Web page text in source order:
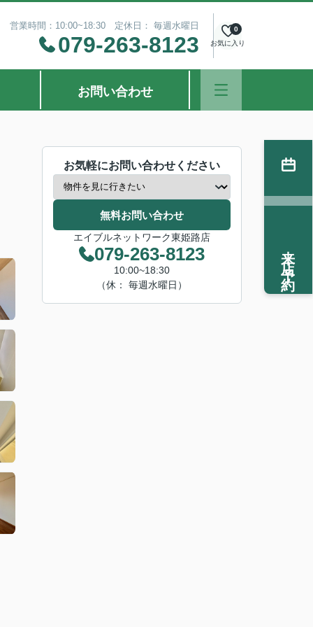
営業時間：10:00~18:30 定休日： 毎週水曜日
079-263-8123 お気に入り
0
お問い合わせ
お気軽にお問い合わせください
無料お問い合わせ
エイブルネットワーク東姫路店
079-263-8123
10:00~18:30
（休： 毎週水曜日）
来店予約